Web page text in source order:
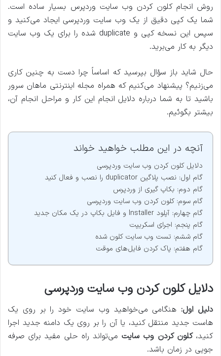
روش انجام کلون کردن وب سایت وردپرس بسیار ساده است.
شما یک کپی دقیق از یک وب سایت وردپرسی ایجاد می‌کنید و
سپس این نسخه کپی و duplicate شده را برای یک وب سایت
دیگر به کار می‌برید.
حال شاید باز سؤال بپرسید که اساساً چرا دست به چنین کاری
می‌زنیم؟ پیشنهاد می‌کنیم که همراه مجله اینترنتی ماهان سرور
باشید تا به شما درباره دلایل انجام این کار و مراحل انجام آن،
بیشتر بگوئیم.
آنچه در این مطلب خواهید خواند
دلایل کلون کردن وب سایت وردپرسی
گام اول: نصب پلاگین duplicator را نصب و فعال کنید
گام دوم: بکاپ گیری از وردپرس
گام سوم: کلون کردن وب سایت وردپرسی
گام چهارم: آپلود Installer و فایل بکاپ در یک مکان جدید
گام پنجم: اجرای اسکریپت
گام ششم: تست وب سایت کلون شده
گام هفتم: پاک کردن فایل‌های موقت
دلایل کلون کردن وب سایت وردپرسی
دلیل اول: هنگامی می‌خواهید وب سایت خود را بر روی یک
هاست جدید منتقل کنید، یا آن را بر روی یک دامنه جدید اجرا
کنید،کلون کردن وب سایت می‌تواند راه حلی مفید برای صرفه
جویی در زمان باشد.